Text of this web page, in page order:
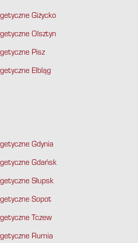
Giżycko
Olsztyn
Pisz
Elbląg
Gdynia
Gdańsk
Słupsk
Sopot
Tczew
Rumia